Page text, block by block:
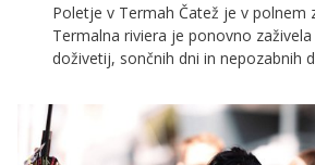
Poletje v Termah Čatež je v polnem
Termalna riviera je ponovno
doživetij, sončnih dni in nepozabnih
večeri in bogata kulinarična ponudba
popolno destinacijo za vse generacije.